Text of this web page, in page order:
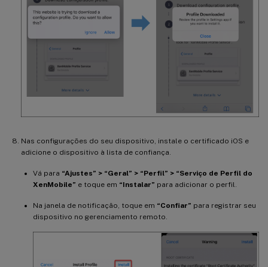
Nas configurações do seu dispositivo, instale o certificado iOS e
adicione o dispositivo à lista de confiança.
Vá para “Ajustes” > “Geral” > “Perfil” > “Serviço de Perfil do
XenMobile” e toque em “Instalar” para adicionar o perfil.
Na janela de notificação, toque em “Confiar” para registrar seu
dispositivo no gerenciamento remoto.